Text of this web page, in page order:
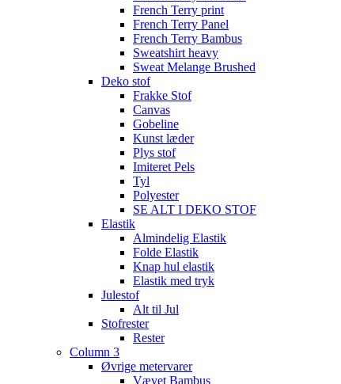
French Terry print
French Terry Panel
French Terry Bambus
Sweatshirt heavy
Sweat Melange Brushed
Deko stof
Frakke Stof
Canvas
Gobeline
Kunst læder
Plys stof
Imiteret Pels
Tyl
Polyester
SE ALT I DEKO STOF
Elastik
Almindelig Elastik
Folde Elastik
Knap hul elastik
Elastik med tryk
Julestof
Alt til Jul
Stofrester
Rester
Column 3
Øvrige metervarer
Vævet Bambus